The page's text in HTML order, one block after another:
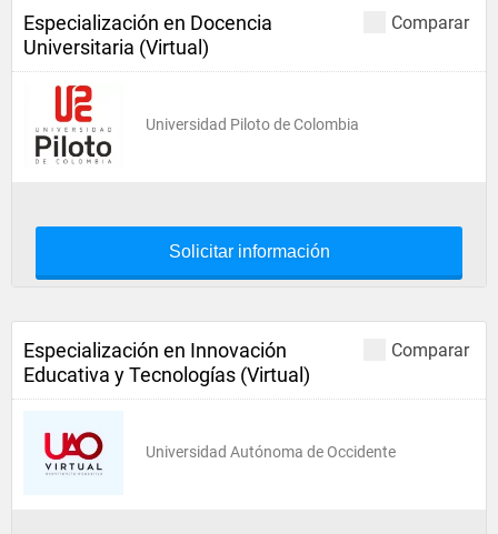
Comparar
Especialización en Docencia
Universitaria (Virtual)
Universidad Piloto de Colombia
Solicitar información
Comparar
Especialización en Innovación
Educativa y Tecnologías (Virtual)
Universidad Autónoma de Occidente